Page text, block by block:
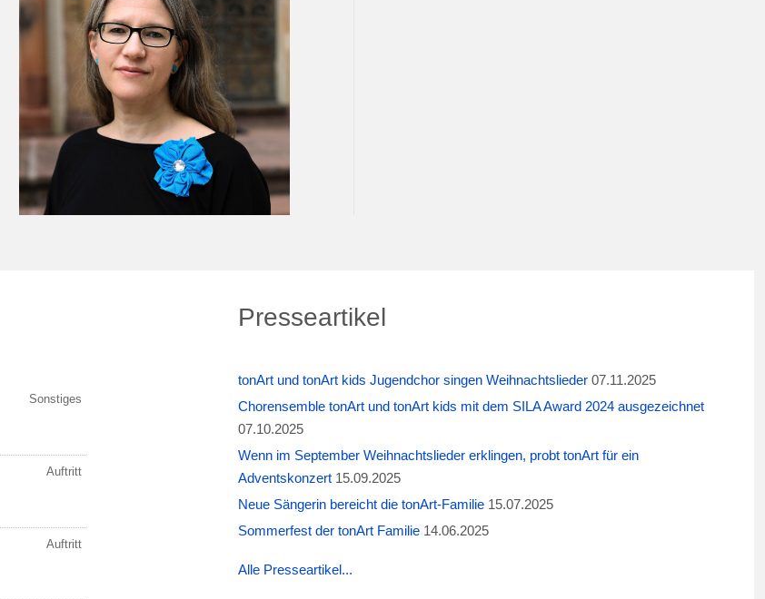
Presseartikel
tonArt und tonArt kids Jugendchor singen Weihnachtslieder 07.11.2025
Chorensemble tonArt und tonArt kids mit dem SILA Award 2024 ausgezeichnet
07.10.2025
Wenn im September Weihnachtslieder erklingen, probt tonArt für ein
Adventskonzert 15.09.2025
Neue Sängerin bereicht die tonArt-Familie 15.07.2025
Sommerfest der tonArt Familie 14.06.2025
Alle Presseartikel...